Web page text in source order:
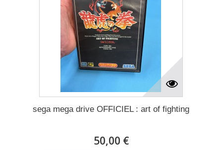
sega mega drive OFFICIEL : art of fighting
50,00 €